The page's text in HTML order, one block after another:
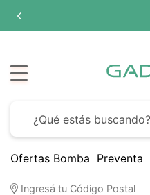
Ofertas Bomba Preventa
Ingresá tu Código Postal